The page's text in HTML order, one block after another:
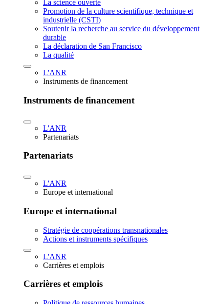
La science ouverte
Promotion de la culture scientifique, technique et
industrielle (CSTI)
Soutenir la recherche au service du développement
durable
La déclaration de San Francisco
La qualité
L'ANR
Instruments de financement
Instruments de financement
L'ANR
Partenariats
Partenariats
L'ANR
Europe et international
Europe et international
Stratégie de coopérations transnationales
Actions et instruments spécifiques
L'ANR
Carrières et emplois
Carrières et emplois